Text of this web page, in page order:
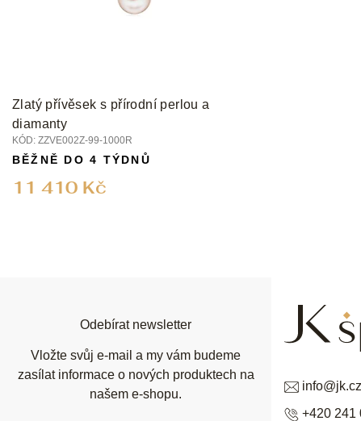
Zlatý přívěsek s přírodní perlou a
diamanty
KÓD: ZZVE002Z-99-1000R
11 410 Kč
BĚŽNĚ DO 4 TÝDNŮ
info@jk.cz
+420 241
Odebírat newsletter
Vložte svůj e-mail a my vám budeme
zasílat informace o nových produktech na
našem e-shopu.